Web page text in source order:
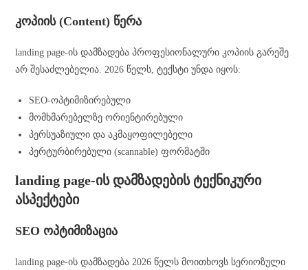
კოპიის (Content) წერა
landing page-ის დამზადება პროფესიონალური კოპიის გარეშე
არ შესაძლებელია. 2026 წელს, ტექსტი უნდა იყოს:
SEO-ოპტიმიზირებული
მომხმარებელზე ორიენტირებული
პერსუაზიული და აკმაყოფილებელი
პერტურბირებული (scannable) ფორმატში
landing page-ის დამზადების ტექნიკური
ასპექტები
SEO ოპტიმიზაცია
landing page-ის დამზადება 2026 წელს მოითხოვს სერიოზული